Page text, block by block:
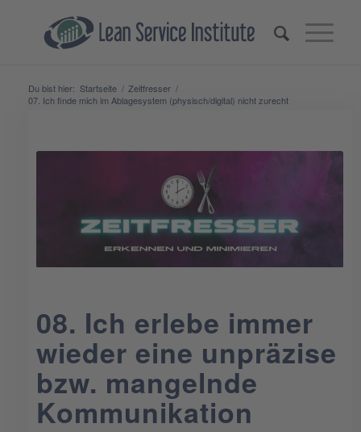
Du bist hier: Startseite / Zeitfresser /
07. Ich finde mich im Ablagesystem (physisch/digital) nicht zurecht
08. Ich erlebe immer
wieder eine unpräzise
bzw. mangelnde
Kommunikation